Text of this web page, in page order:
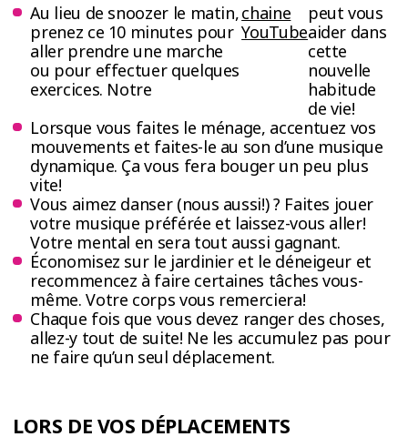
Au lieu de snoozer le matin,
prenez ce 10 minutes pour
aller prendre une marche
ou pour effectuer quelques
exercices. Notre
chaine
YouTube
peut vous
aider dans
cette
nouvelle
habitude
de vie!
Lorsque vous faites le ménage, accentuez vos
mouvements et faites-le au son d’une musique
dynamique. Ça vous fera bouger un peu plus
vite!
Vous aimez danser (nous aussi!) ? Faites jouer
votre musique préférée et laissez-vous aller!
Votre mental en sera tout aussi gagnant.
Économisez sur le jardinier et le déneigeur et
recommencez à faire certaines tâches vous-
même. Votre corps vous remerciera!
Chaque fois que vous devez ranger des choses,
allez-y tout de suite! Ne les accumulez pas pour
ne faire qu’un seul déplacement.
LORS DE VOS DÉPLACEMENTS